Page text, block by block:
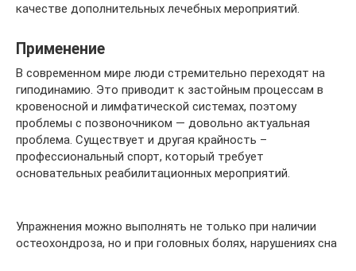
качестве дополнительных лечебных мероприятий.
Применение
В современном мире люди стремительно переходят на
гиподинамию. Это приводит к застойным процессам в
кровеносной и лимфатической системах, поэтому
проблемы с позвоночником — довольно актуальная
проблема. Существует и другая крайность –
профессиональный спорт, который требует
основательных реабилитационных мероприятий.
Упражнения можно выполнять не только при наличии
остеохондроза, но и при головных болях, нарушениях сна